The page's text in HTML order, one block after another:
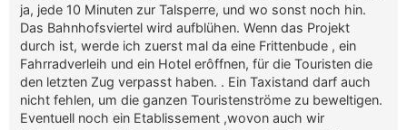
ja, jede 10 Minuten zur Talsperre, und wo sonst noch hin.
Das Bahnhofsviertel wird aufblühen. Wenn das Projekt
durch ist, werde ich zuerst mal da eine Frittenbude , ein
Fahrradverleih und ein Hotel erôffnen, für die Touristen die
den letzten Zug verpasst haben. . Ein Taxistand darf auch
nicht fehlen, um die ganzen Touristenströme zu beweltigen.
Eventuell noch ein Etablissement ,wovon auch wir